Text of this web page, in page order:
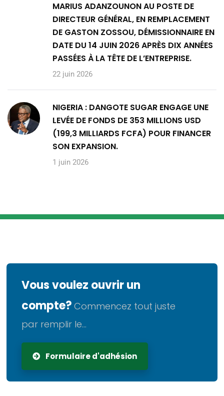
MARIUS ADANZOUNON AU POSTE DE
DIRECTEUR GÉNÉRAL, EN REMPLACEMENT
DE GASTON ZOSSOU, DÉMISSIONNAIRE EN
DATE DU 14 JUIN 2026 APRÈS DIX ANNÉES
PASSÉES À LA TÊTE DE L’ENTREPRISE.
22 juin 2026
NIGERIA : DANGOTE SUGAR ENGAGE UNE
LEVÉE DE FONDS DE 353 MILLIONS USD
(199,3 MILLIARDS FCFA) POUR FINANCER
SON EXPANSION.
1 juin 2026
Vous voulez ouvrir un
compte? Commencez tout juste
par remplir le...
Formulaire d'adhésion